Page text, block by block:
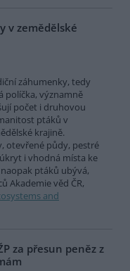
v zemědělské
záhumenky, tedy
políčka, významně
počet i druhovou
ptáků v
krajině.
otevřené půdy, pestré
i vhodná místa ke
ptáků ubývá,
Akademie věd ČR,
and
za přesun peněz z